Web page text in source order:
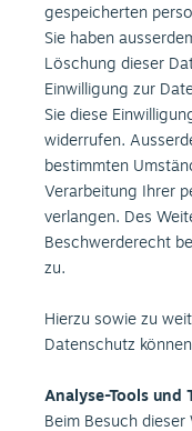
gespeicherten
Sie haben
Löschung dieser
Einwilligung zur
Sie diese
widerrufen.
bestimmten
Verarbeitung Ihrer
verlangen. Des
Beschwerderecht
zu.
Hierzu sowie zu
Datenschutz
Analyse-Tools und
Beim Besuch